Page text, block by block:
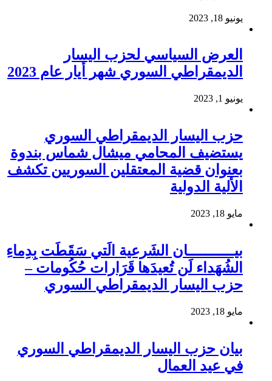
يونيو 18, 2023
العرض السياسي لحزب اليسار
الديمقراطي السوري شهر أيار عام 2023
يونيو 1, 2023
حزب اليسار الديمقراطي السوري
يستضيف المحامي ميشال شماس بندوة
بعنوان قضية المعتقلين السوريين تكشف
الألية الدولية
مايو 18, 2023
بيـــــــــــان الشَرعية الَتي سَقَطَت بِدِماءِ
الشُهَداء لَن تُعيدَها قَرَارات حُكُومات –
حزب اليسار الديمقراطي السوري
مايو 18, 2023
بيان حزب اليسار الديمقراطي السوري
في عيد العمال